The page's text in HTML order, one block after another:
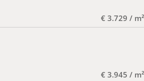
€ 3.729 / m²
€ 3.945 / m²